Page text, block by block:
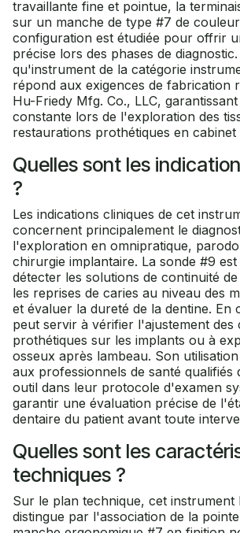
travaillante fine et pointue, la
sur un manche de type #7 de
configuration est étudiée pour offrir
précise lors des phases de
qu'instrument de la catégorie
répond aux exigences de fabrication
Hu-Friedy Mfg. Co., LLC,
constante lors de l'exploration des
restaurations prothétiques en cabinet
Quelles sont les
?
Les indications cliniques de cet
concernent principalement le
l'exploration en omnipratique,
chirurgie implantaire. La sonde #9
détecter les solutions de continuité
les reprises de caries au niveau des
et évaluer la dureté de la dentine. En
peut servir à vérifier l'ajustement des
prothétiques sur les implants ou à
osseux après lambeau. Son
aux professionnels de santé qualifiés
outil dans leur protocole d'examen
garantir une évaluation précise de
dentaire du patient avant toute
Quelles sont les
techniques ?
Sur le plan technique, cet instrument
distingue par l'association de la